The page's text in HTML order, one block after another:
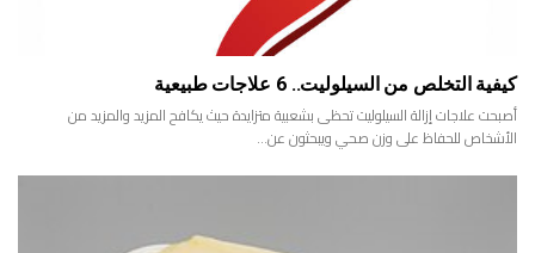
كيفية التخلص من السيلوليت.. 6 علاجات طبيعية
أصبحت علاجات إزالة السيلوليت تحظى بشعبية متزايدة حيث يكافح المزيد والمزيد من
الأشخاص للحفاظ على وزن صحي ويبحثون عن…